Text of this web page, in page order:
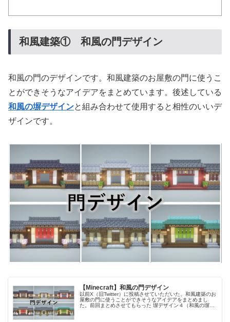
和風建築① 和風の門デザイン
和風の門のデザインです。和風建築のお屋敷の門に使うこ
とができそうなアイデアをまとめています。後述している
和風の塀デザインと組み合わせて使用すると相性のいいデ
ザインです。
【Minecraft】和風の門デザイン
以前X（旧Twitter）に投稿させていただいた、和風建築のお
屋敷の門に使うことができそうなアイデアをまとめまし
た。前回まとめさせてもらった 塀デザイン４（和風の塀）